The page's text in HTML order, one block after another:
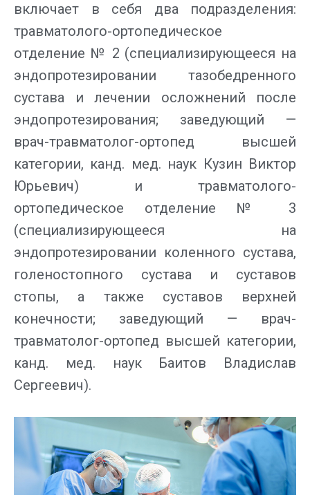
включает в себя два подразделения:
травматолого-ортопедическое
отделение № 2 (специализирующееся на
эндопротезировании тазобедренного
сустава и лечении осложнений после
эндопротезирования; заведующий —
врач-травматолог-ортопед высшей
категории, канд. мед. наук Кузин Виктор
Юрьевич) и травматолого-
ортопедическое отделение № 3
(специализирующееся на
эндопротезировании коленного сустава,
голеностопного сустава и суставов
стопы, а также суставов верхней
конечности; заведующий — врач-
травматолог-ортопед высшей категории,
канд. мед. наук Баитов Владислав
Сергеевич).